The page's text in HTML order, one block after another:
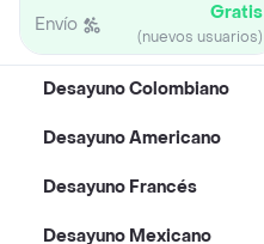
Envío Gratis
(nuevos usuarios)
Desayuno Colombiano
Desayuno Americano
Desayuno Francés
Desayuno Mexicano